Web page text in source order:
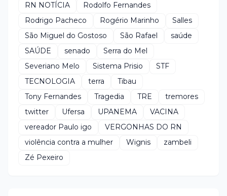
RN NOTÍCIA
Rodolfo Fernandes
Rodrigo Pacheco
Rogério Marinho
Salles
São Miguel do Gostoso
São Rafael
saúde
SAÚDE
senado
Serra do Mel
Severiano Melo
Sistema Prisio
STF
TECNOLOGIA
terra
Tibau
Tony Fernandes
Tragedia TRE
tremores
twitter
Ufersa UPANEMA
VACINA
vereador Paulo igo
VERGONHAS DO RN
violência contra a mulher
Wignis
zambeli
Zé Pexeiro